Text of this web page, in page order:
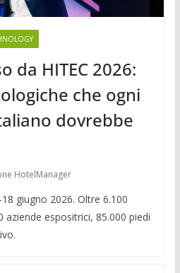
da HITEC 2026:
che ogni
dovrebbe
HotelManager
giugno 2026. Oltre 6.100
espositrici, 85.000 piedi